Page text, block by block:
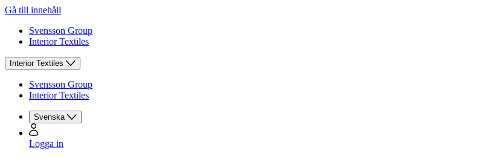
Gå till innehåll
Svensson Group
Interior Textiles
Interior Textiles
Svensson Group
Interior Textiles
Svenska
Logga in